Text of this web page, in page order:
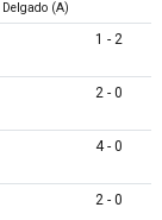
(A)
1 - 2
2 - 0
4 - 0
2 - 0